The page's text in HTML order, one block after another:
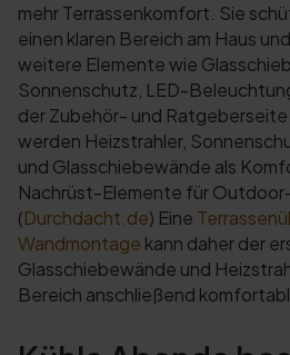
mehr Terrassenkomfort. Sie
einen klaren Bereich am Haus
weitere Elemente wie
Sonnenschutz, LED-
der Zubehör- und
werden Heizstrahler,
und Glasschiebewände als
Nachrüst-Elemente für
(Durchdacht.de) Eine
Wandmontage kann daher der
Glasschiebewände und
Bereich anschließend